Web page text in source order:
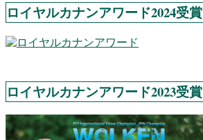
ロイヤルカナンアワード2024受賞
ロイヤルカナンアワード2023受賞